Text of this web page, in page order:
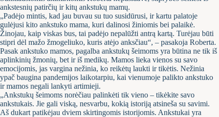
ankstesnių patirčių ir kitų ankstukų mamų.
„Padėjo mintis, kad jau buvau su tuo susidūrusi, ir kartu palatoje
gulėjusi kito ankstuko mama, kuri dalinosi žiniomis bei palaikė.
Žinojau, kaip viskas bus, tai padėjo nepalūžti antrą kartą. Turėjau būti
stipri dėl mažo žmogeliuko, kuris atėjo anksčiau“, – pasakoja Roberta.
Pasak ankstuko mamos, pagalba ankstukų šeimoms yra būtina ne tik iš
aplinkinių žmonių, bet ir iš medikų. Mamos lieka vienos su savo
emocijomis, jas vargina nežinia, ko reikėtų laukti ir tikėtis. Nežinia
ypač baugina pandemijos laikotarpiu, kai vienumoje palikto ankstuko
ir mamos negali lankyti artimieji.
„Ankstukų šeimoms norėčiau palinkėti tik vieno – tikėkite savo
ankstukais. Jie gali viską, nesvarbu, kokią istoriją atsineša su savimi.
Aš dukart patikėjau dviem skirtingomis istorijomis. Ankstukai yra